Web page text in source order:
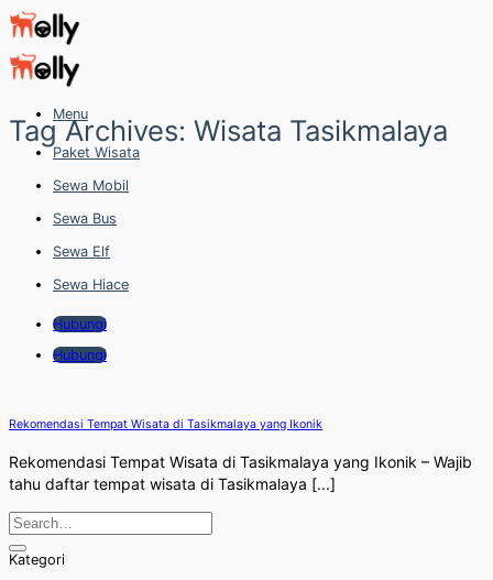
Skip
to
content
Menu
Paket Wisata
Sewa Mobil
Sewa Bus
Sewa Elf
Sewa Hiace
Hubungi
Hubungi
Tag Archives: Wisata Tasikmalaya
Rekomendasi Tempat Wisata di Tasikmalaya yang Ikonik
Rekomendasi Tempat Wisata di Tasikmalaya yang Ikonik – Wajib
tahu daftar tempat wisata di Tasikmalaya [...]
Kategori